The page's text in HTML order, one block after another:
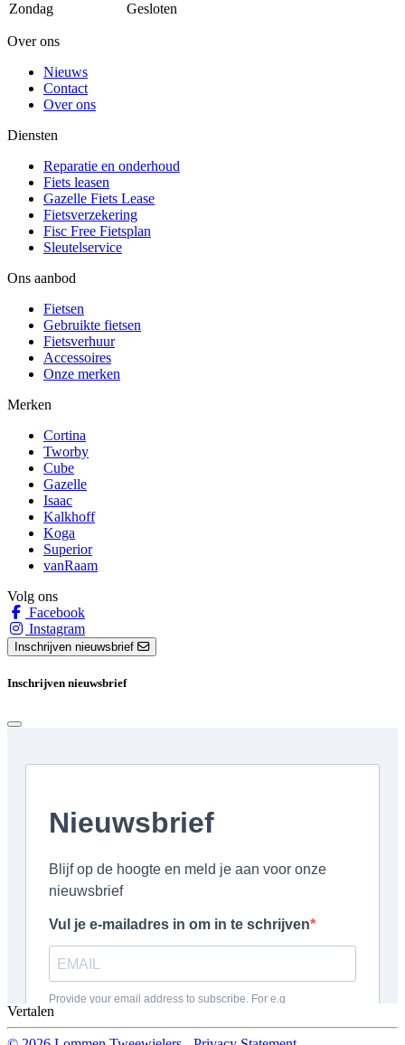
Zondag
Gesloten
Over ons
Nieuws
Contact
Over ons
Diensten
Reparatie en onderhoud
Fiets leasen
Gazelle Fiets Lease
Fietsverzekering
Fisc Free Fietsplan
Sleutelservice
Ons aanbod
Fietsen
Gebruikte fietsen
Fietsverhuur
Accessoires
Onze merken
Merken
Cortina
Tworby
Cube
Gazelle
Isaac
Kalkhoff
Koga
Superior
vanRaam
Volg ons
Facebook
Instagram
Inschrijven nieuwsbrief
Inschrijven nieuwsbrief
Vertalen